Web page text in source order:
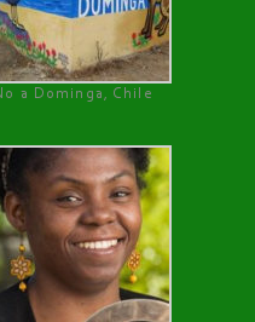
a Dominga, Chile